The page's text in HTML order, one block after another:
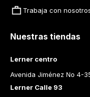
Trabaja con
Nuestras tiendas
Lerner centro
Avenida Jiménez No 4-
Lerner Calle 93